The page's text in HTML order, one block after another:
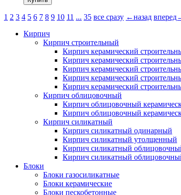
1 2 3 4 5 6 7 8 9 10 11 ... 35 все сразу ←назад
Кирпич
Кирпич строительный
Кирпич керамический
Кирпич керамический
Кирпич керамический
Кирпич керамический
Кирпич керамический
Кирпич облицовочный
Кирпич облицовочный
Кирпич облицовочный
Кирпич силикатный
Кирпич силикатный одинарный
Кирпич силикатный утолщенный
Кирпич силикатный
Кирпич силикатный
Блоки
Блоки газосиликатные
Блоки керамические
Блоки пескобетонные